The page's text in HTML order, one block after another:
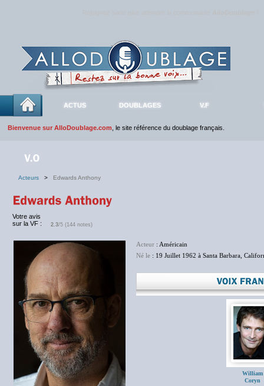
ACTUS DOUBLAGES V.F
Bienvenue sur AlloDoublage.com , le site référence du doublage français.
Acteurs > Edwards Anthony
Votre avis
sur la VF :
2.3/5 (144 notes)
Acteur : Américain
Né le : 19 Juillet 1962 à Santa Barbara,
William
Coryn